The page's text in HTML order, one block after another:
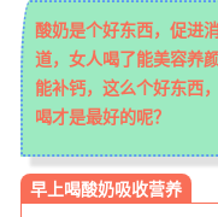
酸奶是个好东西，促进
道，女人喝了能美容养
能补钙，这么个好东西
喝才是最好的呢？
早上喝酸奶吸收营养